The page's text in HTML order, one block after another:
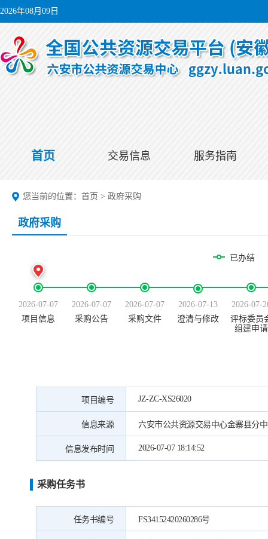
2026年08月09日
首页 交易信息 服务指南
您当前的位置： 首页 > 政府采购
政府采购
已办结
2026-07-07
项目信息
2026-07-07
采购公告
2026-07-07
采购文件
2026-07-13
澄清与修改
2026-07-
评标委员
组建申请
项目编号 JZ-ZC-XS26020
信息来源 六安市公共资源交易中心金寨县分
信息发布时间 2026-07-07 18:14:52
采购任务书
任务书编号 FS34152420260286号